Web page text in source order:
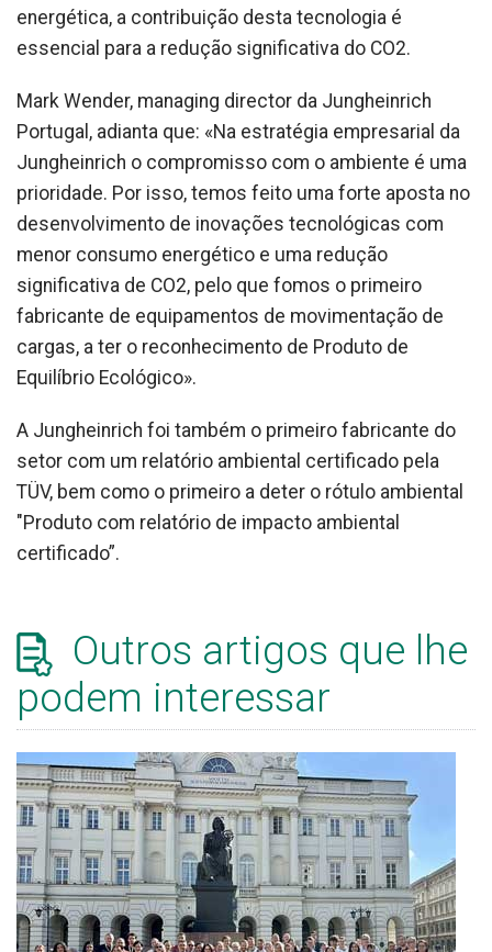
energética, a contribuição desta tecnologia é
essencial para a redução significativa do CO2.
Mark Wender, managing director da Jungheinrich
Portugal, adianta que: «Na estratégia empresarial da
Jungheinrich o compromisso com o ambiente é uma
prioridade. Por isso, temos feito uma forte aposta no
desenvolvimento de inovações tecnológicas com
menor consumo energético e uma redução
significativa de CO2, pelo que fomos o primeiro
fabricante de equipamentos de movimentação de
cargas, a ter o reconhecimento de Produto de
Equilíbrio Ecológico».
A Jungheinrich foi também o primeiro fabricante do
setor com um relatório ambiental certificado pela
TÜV, bem como o primeiro a deter o rótulo ambiental
"Produto com relatório de impacto ambiental
certificado”.
Outros artigos que lhe
podem interessar